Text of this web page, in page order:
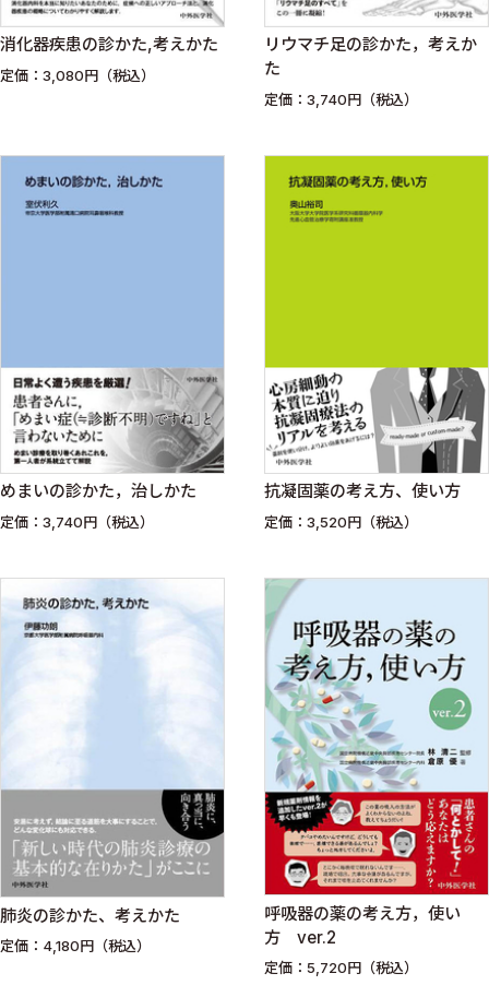
消化器疾患の診かた,考えかた
定価：3,080円（税込）
リウマチ足の診かた，考えか
た
定価：3,740円（税込）
めまいの診かた，治しかた
定価：3,740円（税込）
抗凝固薬の考え方、使い方
定価：3,520円（税込）
肺炎の診かた、考えかた
定価：4,180円（税込）
呼吸器の薬の考え方，使い
方 ver.2
定価：5,720円（税込）